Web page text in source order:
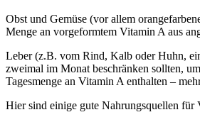
Obst und Gemüse (vor allem
Menge an vorgeformtem Vitamin A aus
Leber (z.B. vom Rind, Kalb oder Huhn,
zweimal im Monat beschränken sollten,
Tagesmenge an Vitamin A enthalten –
Hier sind einige gute Nahrungsquellen für